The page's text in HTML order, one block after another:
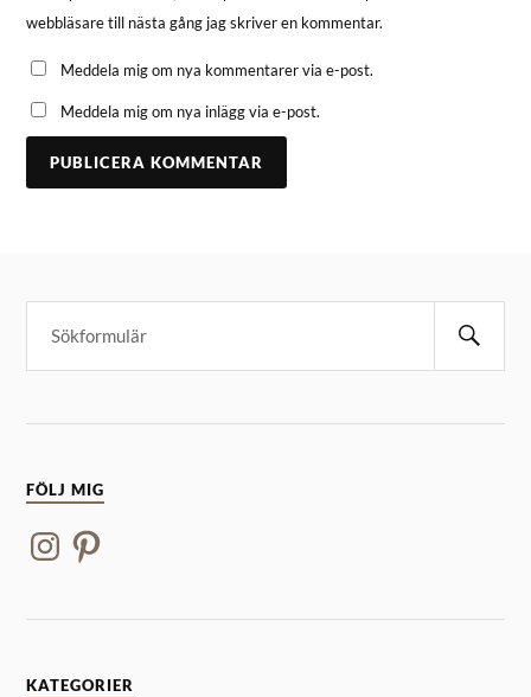
webbläsare till nästa gång jag skriver en kommentar.
Meddela mig om nya kommentarer via e-post.
Meddela mig om nya inlägg via e-post.
FÖLJ MIG
KATEGORIER